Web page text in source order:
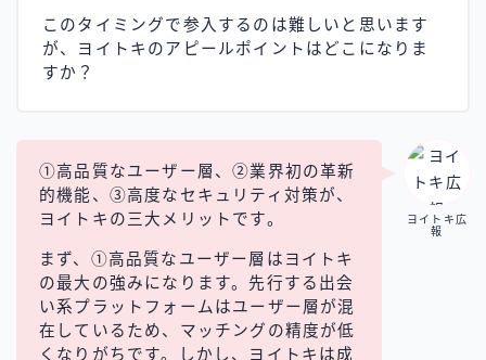
このタイミングで参入するのは難しいと思います
が、ヨイトキのアピールポイントはどこになりま
すか？
ヨイトキ広
報
①高品質なユーザー層、②業界初の革新
的機能、③高度なセキュリティ対策が、
ヨイトキの三大メリットです。
まず、①高品質なユーザー層はヨイトキ
の最大の強みになります。先行する出会
い系プラットフォームはユーザー層が混
在しているため、マッチングの精度が低
くなりがちです。しかし、ヨイトキは成